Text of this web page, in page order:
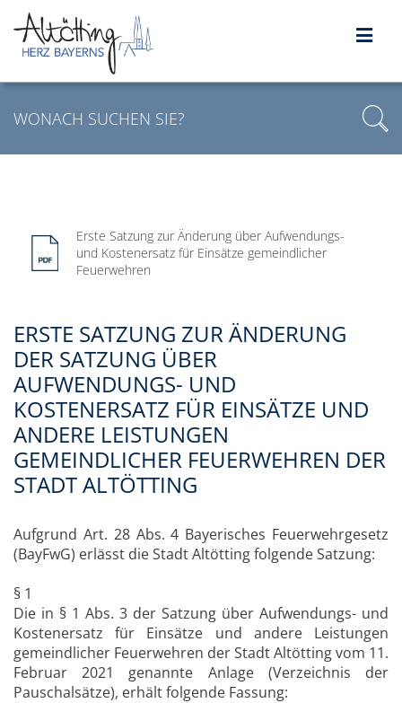
Erste Satzung zur Änderung über Aufwendungs-
und Kostenersatz für Einsätze gemeindlicher
Feuerwehren
ERSTE SATZUNG ZUR ÄNDERUNG
DER SATZUNG ÜBER
AUFWENDUNGS- UND
KOSTENERSATZ FÜR EINSÄTZE UND
ANDERE LEISTUNGEN
GEMEINDLICHER FEUERWEHREN DER
STADT ALTÖTTING
Aufgrund Art. 28 Abs. 4 Bayerisches Feuerwehrgesetz
(BayFwG) erlässt die Stadt Altötting folgende Satzung:
§ 1
Die in § 1 Abs. 3 der Satzung über Aufwendungs- und
Kostenersatz für Einsätze und andere Leistungen
gemeindlicher Feuerwehren der Stadt Altötting vom 11.
Februar 2021 genannte Anlage (Verzeichnis der
Pauschalsätze), erhält folgende Fassung: